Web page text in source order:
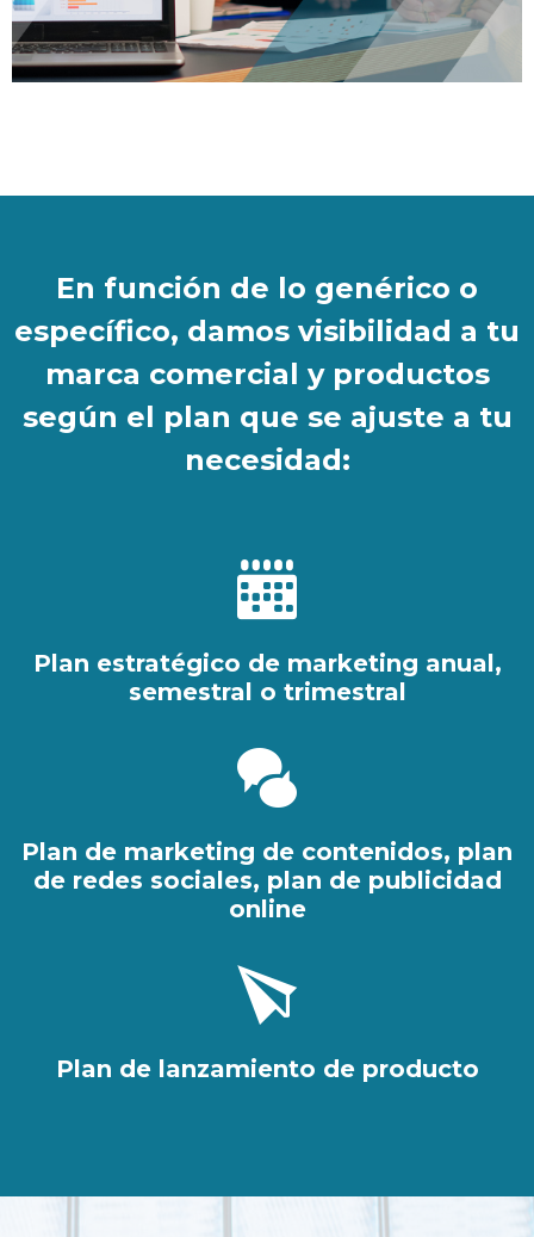
En función de lo genérico o
específico, damos visibilidad a tu
marca comercial y productos
según el plan que se ajuste a tu
necesidad:
Plan estratégico de marketing anual,
semestral o trimestral
Plan de marketing de contenidos, plan
de redes sociales, plan de publicidad
online
Plan de lanzamiento de producto